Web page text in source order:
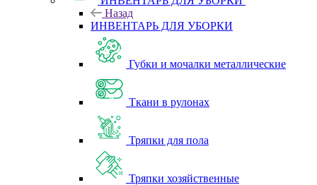
Назад
ИНВЕНТАРЬ ДЛЯ УБОРКИ
Губки и мочалки металлические
Ткани в рулонах
Тряпки для пола
Тряпки хозяйственные